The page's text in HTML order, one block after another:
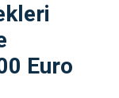
Euro